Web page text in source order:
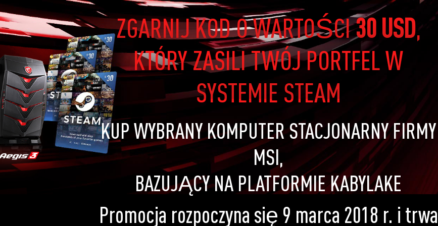
ZGARNIJ KOD O WARTOŚCI30 USD,
KTÓRY ZASILI TWÓJ PORTFEL W
SYSTEMIE STEAM
KUP WYBRANY KOMPUTER STACJONARNY FIRMY
MSI,
BAZUJĄCY NA PLATFORMIE KABYLAKE
Promocja rozpoczyna się 9 marca 2018 r. i trwa